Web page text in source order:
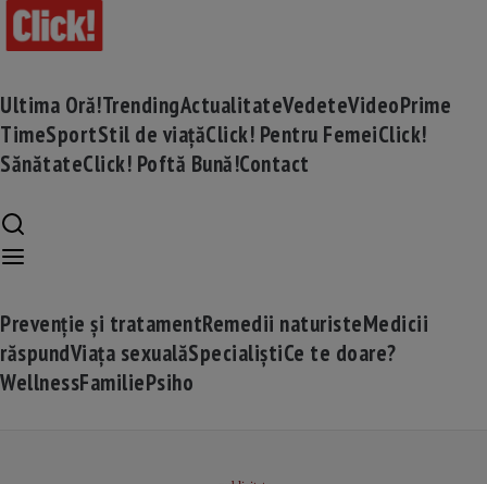
Ultima Oră!TrendingActualitateVedeteVideoPrime
TimeSportStil de viațăClick! Pentru FemeiClick!
SănătateClick! Poftă Bună!Contact
Prevenție și tratamentRemedii naturisteMedicii
răspundViața sexualăSpecialiștiCe te doare?
WellnessFamiliePsiho